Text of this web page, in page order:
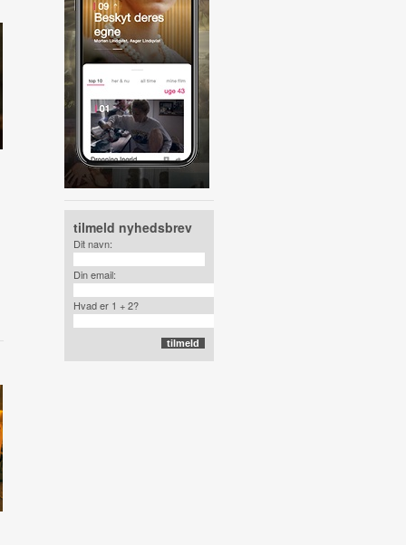
tilmeld nyhedsbrev
Dit navn:
Din email:
Hvad er 1 + 2?